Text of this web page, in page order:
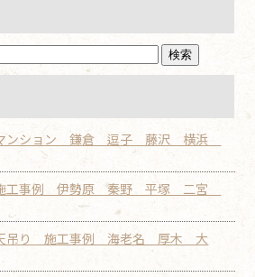
ンション 鎌倉 逗子 藤沢 横浜
工事例 伊勢原 秦野 平塚 二宮
吊り 施工事例 海老名 厚木 大